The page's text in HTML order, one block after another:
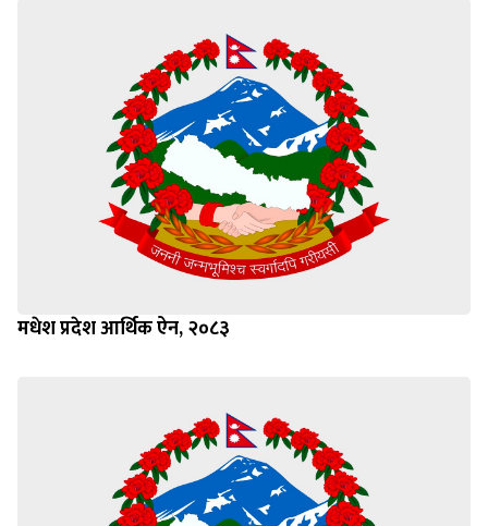
मधेश प्रदेश आर्थिक ऐन, २०८३